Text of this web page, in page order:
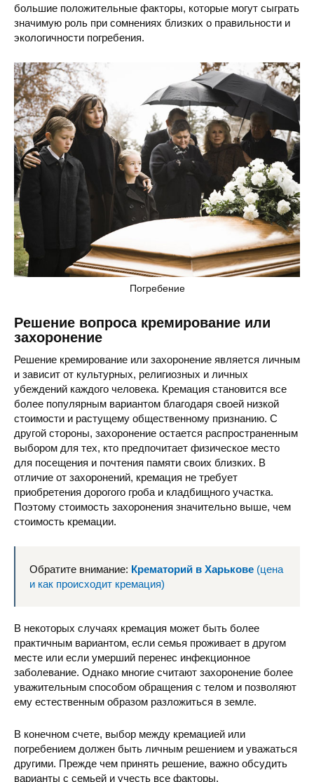
большие положительные факторы, которые могут сыграть
значимую роль при сомнениях близких о правильности и
экологичности погребения.
Погребение
Решение вопроса кремирование или
захоронение
Решение кремирование или захоронение является личным
и зависит от культурных, религиозных и личных
убеждений каждого человека. Кремация становится все
более популярным вариантом благодаря своей низкой
стоимости и растущему общественному признанию. С
другой стороны, захоронение остается распространенным
выбором для тех, кто предпочитает физическое место
для посещения и почтения памяти своих близких. В
отличие от захоронений, кремация не требует
приобретения дорогого гроба и кладбищного участка.
Поэтому стоимость захоронения значительно выше, чем
стоимость кремации.
Обратите внимание: Крематорий в Харькове (цена
и как происходит кремация)
В некоторых случаях кремация может быть более
практичным вариантом, если семья проживает в другом
месте или если умерший перенес инфекционное
заболевание. Однако многие считают захоронение более
уважительным способом обращения с телом и позволяют
ему естественным образом разложиться в земле.
В конечном счете, выбор между кремацией или
погребением должен быть личным решением и уважаться
другими. Прежде чем принять решение, важно обсудить
варианты с семьей и учесть все факторы.